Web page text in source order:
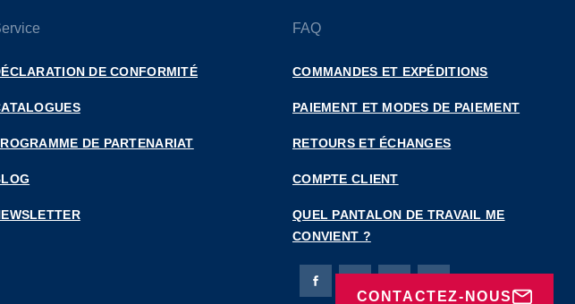
CONTACTEZ-NOUS
DE CONFORMITÉ
DE PARTENARIAT
FAQ
COMMANDES ET EXPÉDITIONS
PAIEMENT ET MODES DE PAIEMENT
RETOURS ET ÉCHANGES
COMPTE CLIENT
QUEL PANTALON DE TRAVAIL ME
CONVIENT ?
Page Facebook de Bierbaum-Proenen
Page X de Bierbaum-Proenen
Page LinkedIn de
Page Instagram de